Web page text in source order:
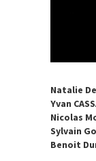
Natalie
Yvan
Nicolas
Sylvain
Benoit